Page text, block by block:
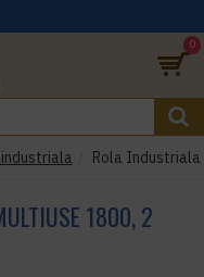
0
Rola
1800, 2